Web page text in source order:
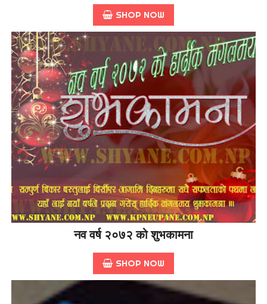
SHOP NOW
नव वर्ष २०७२ को शुभकामना
SHOP NOW